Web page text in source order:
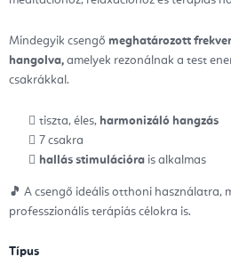
Mindegyik csengő meghatározott
hangolva, amelyek rezonálnak a test
csakrákkal.
tiszta, éles, harmonizáló hangzás
7 csakra
hallás stimulációra is alkalmas
🎵 A csengő ideális otthoni használatra,
professzionális terápiás célokra is.
Típus